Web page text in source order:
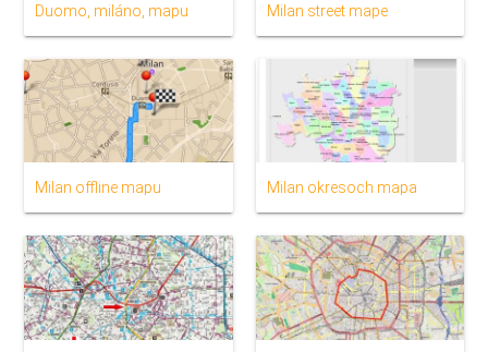
Duomo, miláno, mapu Milan street mape
Milan offline mapu Milan okresoch mapa